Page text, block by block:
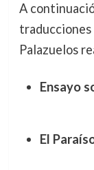
A
traducciones
Palazuelos
Ensayo
El